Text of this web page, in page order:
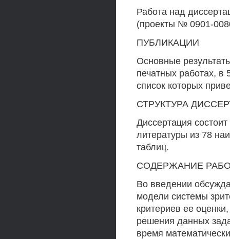
Работа над
(проекты № 0901-
ПУБЛИКАЦИИ
Основные
печатных работах, в
список которых
СТРУКТУРА
Диссертация
литературы из 78
таблиц.
СОДЕРЖАНИЕ
Во введении
модели системы
критериев ее
решения данных
время